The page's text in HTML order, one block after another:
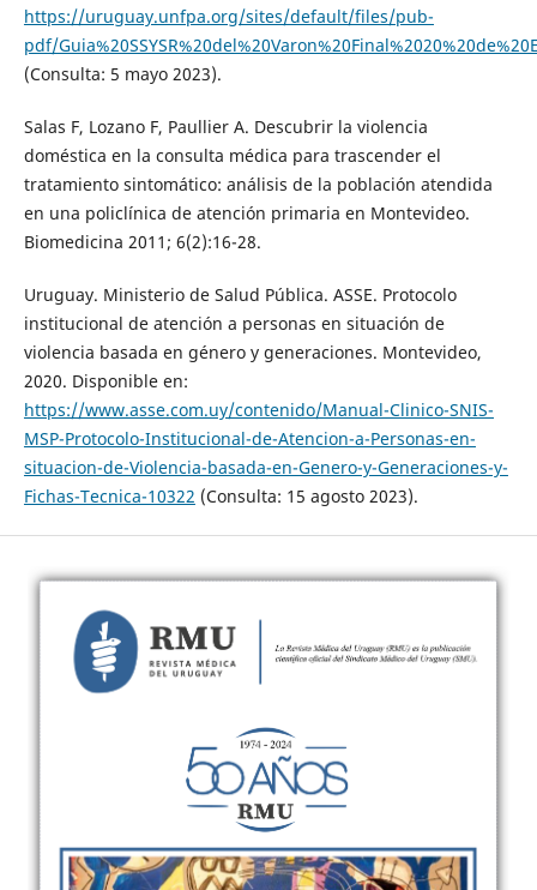
https://uruguay.unfpa.org/sites/default/files/pub-
pdf/
(Consulta: 5 mayo 2023).
Salas F, Lozano F, Paullier A. Descubrir la violencia
doméstica en la consulta médica para trascender el
tratamiento sintomático: análisis de la población atendida
en una policlínica de atención primaria en Montevideo.
Biomedicina 2011; 6(2):16-28.
Uruguay. Ministerio de Salud Pública. ASSE. Protocolo
institucional de atención a personas en situación de
violencia basada en género y generaciones. Montevideo,
2020. Disponible en:
https://www.asse.com.uy/contenido/Manual-Clinico-SNIS-
MSP-Protocolo-Institucional-de-Atencion-a-Personas-en-
situacion-de-Violencia-basada-en-Genero-y-Generaciones-y-
Fichas-Tecnica-10322 (Consulta: 15 agosto 2023).